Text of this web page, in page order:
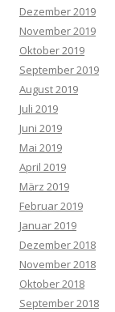
Dezember 2019
November 2019
Oktober 2019
September 2019
August 2019
Juli 2019
Juni 2019
Mai 2019
April 2019
März 2019
Februar 2019
Januar 2019
Dezember 2018
November 2018
Oktober 2018
September 2018